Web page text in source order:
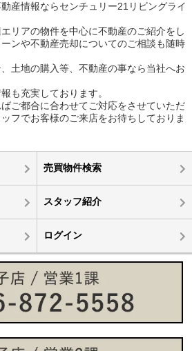
産情報ならセンチュリー21リビングライ
リアの物件を中心に不動産のご紹介をし
ンや不動産売却についてのご相談も随時
土地の購入等、不動産の事なら当社へお
も充実しております。
ご都合に合わせてご対応をさせていただ
フでお客様のご来店をお待ちしておりま
売買物件検索
スタッフ紹介
ログイン